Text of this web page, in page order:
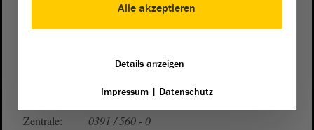
Auf Google Maps
Telefon und Fax
Zentrale:
0391 / 560 - 0
Alle akzeptieren
Details anzeigen
Impressum| Datenschutz